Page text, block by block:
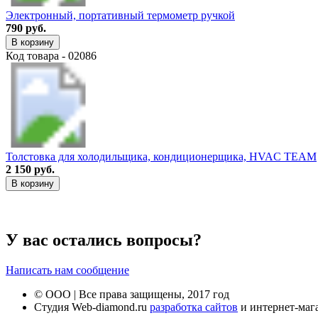
Электронный, портативный термометр ручкой
790 руб.
В корзину
Код товара - 02086
Толстовка для холодильщика, кондиционерщика, HVAC TEAM
2 150 руб.
В корзину
У вас остались вопросы?
Написать нам сообщение
© ООО | Все права защищены, 2017 год
Студия Web-diamond.ru разработка сайтов и интернет-